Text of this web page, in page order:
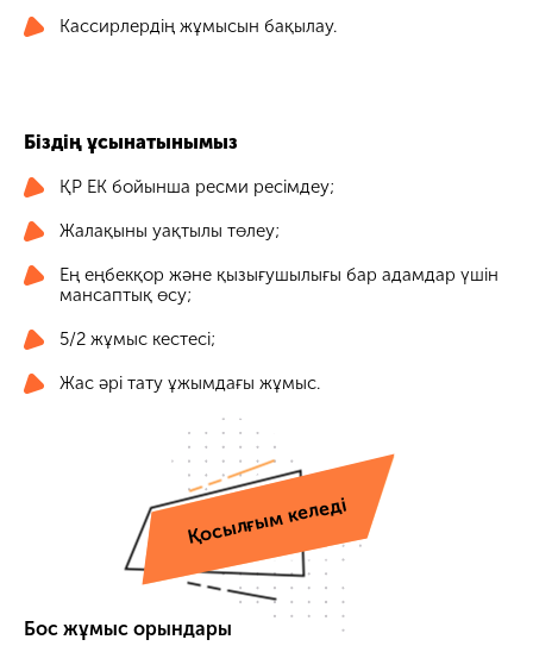
Кассирлердің жұмысын бақылау.
Біздің ұсынатынымыз
ҚР ЕК бойынша ресми ресімдеу;
Жалақыны уақтылы төлеу;
Ең еңбекқор және қызығушылығы бар адамдар үшін
мансаптық өсу;
5/2 жұмыс кестесі;
Жас әрі тату ұжымдағы жұмыс.
Қосылғым келеді
Бос жұмыс орындары